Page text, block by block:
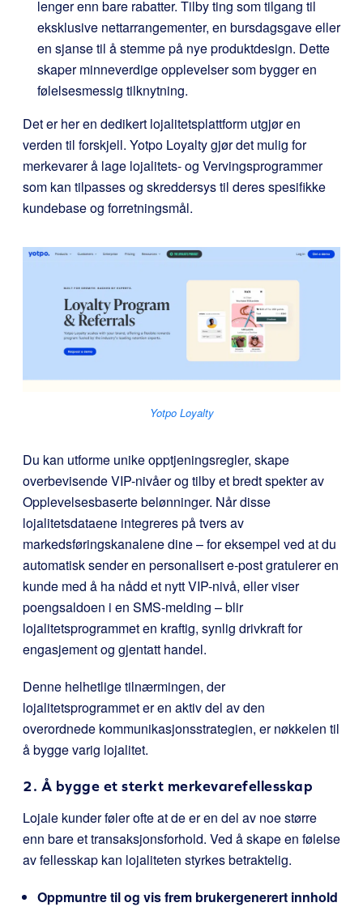
lenger enn bare rabatter. Tilby ting som tilgang til
eksklusive nettarrangementer, en bursdagsgave eller
en sjanse til å stemme på nye produktdesign. Dette
skaper minneverdige opplevelser som bygger en
følelsesmessig tilknytning.
Det er her en dedikert lojalitetsplattform utgjør en
verden til forskjell. Yotpo Loyaltygjør det mulig for
merkevarer å lage lojalitets- og Vervingsprogrammer
som kan tilpasses og skreddersys til deres spesifikke
kundebase og forretningsmål.
Yotpo Loyalty
Du kan utforme unike opptjeningsregler, skape
overbevisende VIP-nivåer og tilby et bredt spekter av
Opplevelsesbaserte belønninger. Når disse
lojalitetsdataene integreres på tvers av
markedsføringskanalene dine – for eksempel ved at du
automatisk sender en personalisert e-postgratulerer en
kunde med å ha nådd et nytt VIP-nivå, eller viser
poengsaldoen i en SMS-melding – blir
lojalitetsprogrammet en kraftig, synlig drivkraft for
engasjement og gjentatt handel.
Denne helhetlige tilnærmingen, der
lojalitetsprogrammet er en aktiv del av den
overordnede kommunikasjonsstrategien, er nøkkelen til
å bygge varig lojalitet.
2. Å bygge et sterkt merkevarefellesskap
Lojale kunder føler ofte at de er en del av noe større
enn bare et transaksjonsforhold. Ved å skape en følelse
av fellesskap kan lojaliteten styrkes betraktelig.
Oppmuntre til og vis frem brukergenerert innhold